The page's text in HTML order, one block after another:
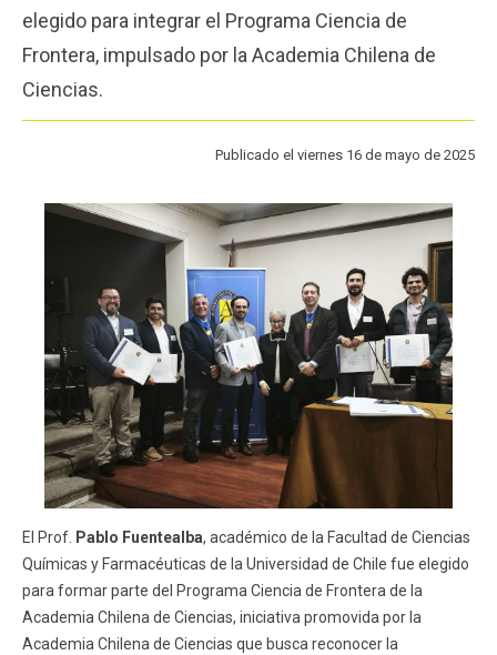
Funcionarios Egresados
elegido para integrar el Programa Ciencia de
Frontera, impulsado por la Academia Chilena de
Ciencias.
Publicado el viernes 16 de mayo de 2025
El Prof. Pablo Fuentealba, académico de la Facultad de Ciencias
Químicas y Farmacéuticas de la Universidad de Chile fue elegido
para formar parte del Programa Ciencia de Frontera de la
Academia Chilena de Ciencias, iniciativa promovida por la
Academia Chilena de Ciencias que busca reconocer la